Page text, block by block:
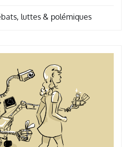
luttes & polémiques